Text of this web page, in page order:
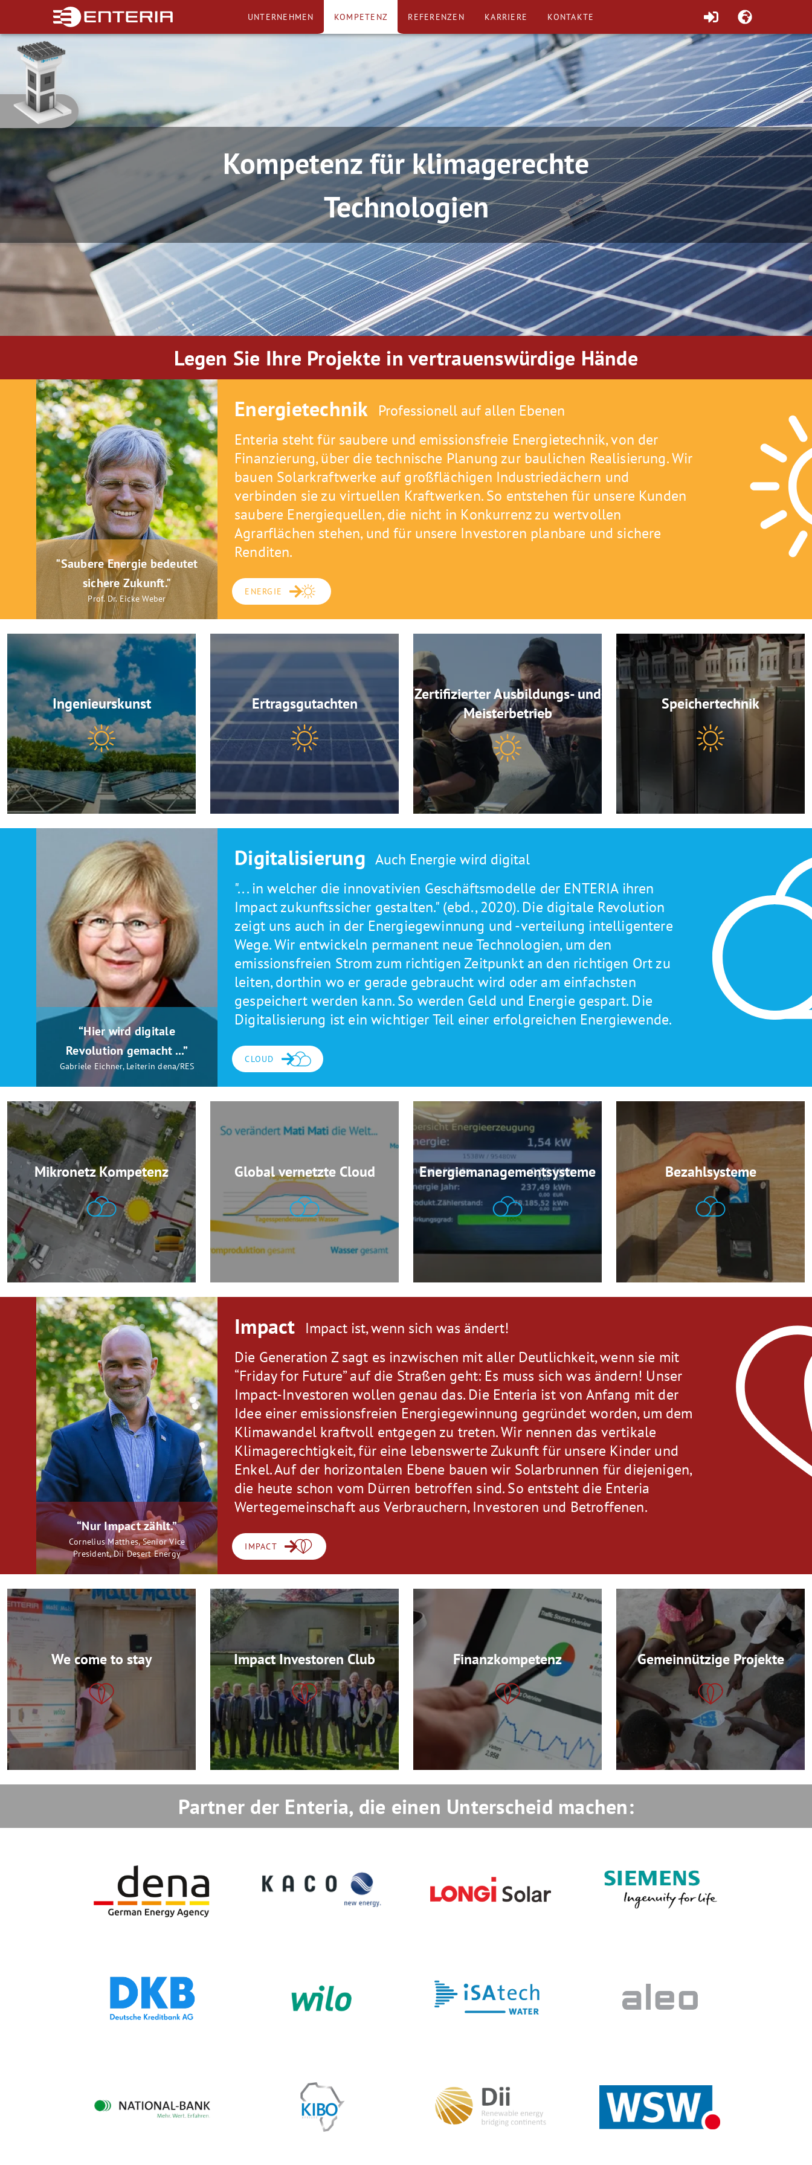
UNTERNEHMEN KOMPETENZ REFERENZEN KARRIERE KONTAKTE
Kompetenz für klimagerechte
Technologien
Legen Sie Ihre Projekte in vertrauenswürdige Hände
"Saubere Energie bedeutet
sichere Zukunft."
Prof. Dr. Eicke Weber
Energietechnik
Professionell auf allen Ebenen
Enteria steht für saubere und emissionsfreie Energietechnik, von der
Finanzierung, über die technische Planung zur baulichen Realisierung. Wir
bauen Solarkraftwerke auf großflächigen Industriedächern und
verbinden sie zu virtuellen Kraftwerken. So entstehen für unsere Kunden
saubere Energiequellen, die nicht in Konkurrenz zu wertvollen
Agrarflächen stehen, und für unsere Investoren planbare und sichere
Renditen.
ENERGIE
Ingenieurskunst Ertragsgutachten
Zertifizierter Ausbildungs- und
Meisterbetrieb
Speichertechnik
“Hier wird digitale
Revolution gemacht ...”
Gabriele Eichner, Leiterin dena/RES
Digitalisierung Auch Energie wird digital
"... in welcher die innovativien Geschäftsmodelle der ENTERIA ihren
Impact zukunftssicher gestalten." (ebd., 2020). Die digitale Revolution
zeigt uns auch in der Energiegewinnung und -verteilung intelligentere
Wege. Wir entwickeln permanent neue Technologien, um den
emissionsfreien Strom zum richtigen Zeitpunkt an den richtigen Ort zu
leiten, dorthin wo er gerade gebraucht wird oder am einfachsten
gespeichert werden kann. So werden Geld und Energie gespart. Die
Digitalisierung ist ein wichtiger Teil einer erfolgreichen Energiewende.
CLOUD
Mikronetz Kompetenz Global vernetzte Cloud Energiemanagementsysteme Bezahlsysteme
“Nur Impact zählt.”
Cornelius Matthes, Senior Vice
President, Dii Desert Energy
Impact
Impact ist, wenn sich was ändert!
Die Generation Z sagt es inzwischen mit aller Deutlichkeit, wenn sie mit
“Friday for Future” auf die Straßen geht: Es muss sich was ändern! Unser
Impact-Investoren wollen genau das. Die Enteria ist von Anfang mit der
Idee einer emissionsfreien Energiegewinnung gegründet worden, um dem
Klimawandel kraftvoll entgegen zu treten. Wir nennen das vertikale
Klimagerechtigkeit, für eine lebenswerte Zukunft für unsere Kinder und
Enkel. Auf der horizontalen Ebene bauen wir Solarbrunnen für diejenigen,
die heute schon vom Dürren betroffen sind. So entsteht die Enteria
Wertegemeinschaft aus Verbrauchern, Investoren und Betroffenen.
IMPACT
We come to stay Impact Investoren Club Finanzkompetenz Gemeinnützige Projekte
Partner der Enteria, die einen Unterscheid machen: